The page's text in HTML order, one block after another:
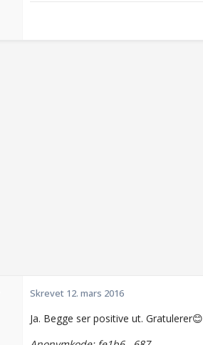
Skrevet 12. mars 2016
Ja. Begge ser positive ut. Gratulerer😊